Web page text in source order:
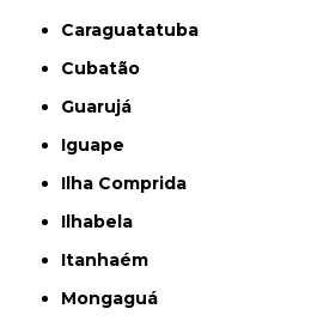
Caraguatatuba
Cubatão
Guarujá
Iguape
Ilha Comprida
Ilhabela
Itanhaém
Mongaguá